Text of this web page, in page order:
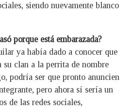
siendo nuevamente blanco
porque está embarazada?
ya había dado a conocer que
su clan a la perrita de nombre
podría ser que pronto anuncien
pero ahora sí sería un
de las redes sociales,